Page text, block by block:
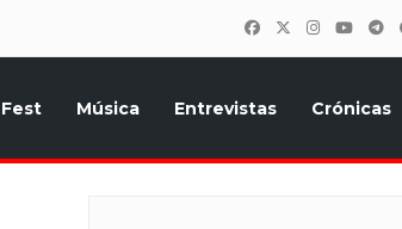
Música Entrevistas Crónicas